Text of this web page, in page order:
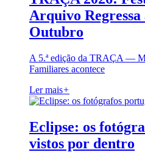
Arquivo
Outubro
A 5.ª edição da TRAÇA —
Familiares acontece
Ler mais+
Eclipse: os
vistos por dentro